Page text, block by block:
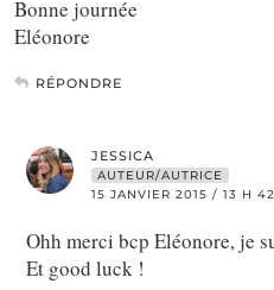
Bonne journée
Eléonore
RÉPONDRE
JESSICA
AUTEUR/AUTRICE
15 JANVIER 2015 / 13 H
Ohh merci bcp Eléonore, je
Et good luck !